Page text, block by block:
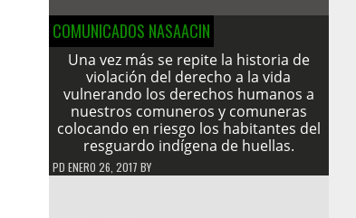
COMUNICADOS NASAACIN
Una vez más se repite la historia de
violación del derecho a la vida
vulnerando los derechos humanos a
nuestros comuneros y comuneras
colocando en riesgo los habitantes del
resguardo indígena de huellas.
PD ENERO 26, 2017 BY